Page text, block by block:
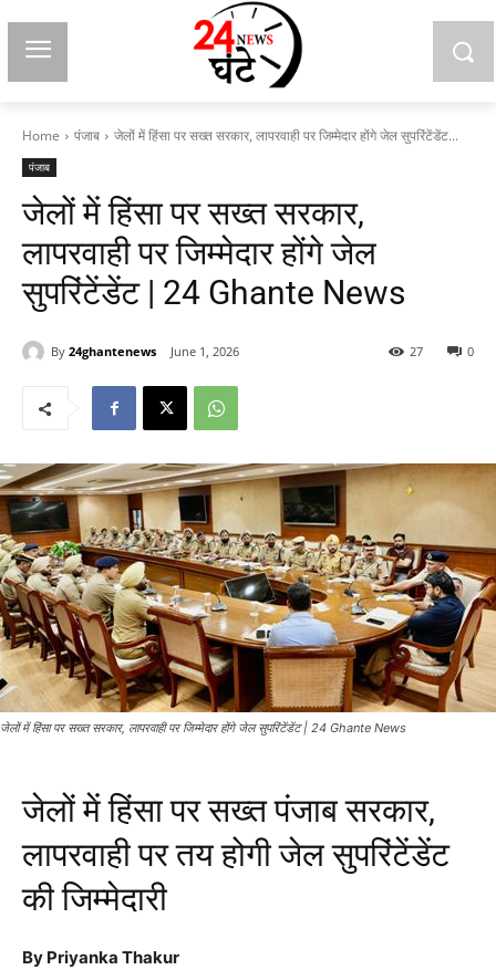
Home पंजाब जेलों में हिंसा पर सख्त सरकार, लापरवाही पर जिम्मेदार होंगे जेल सुपरिंटेंडेंट...
पंजाब
जेलों में हिंसा पर सख्त सरकार,
लापरवाही पर जिम्मेदार होंगे जेल
सुपरिंटेंडेंट | 24 Ghante News
By 24ghantenews June 1, 2026 0
27
जेलों में हिंसा पर सख्त सरकार, लापरवाही पर जिम्मेदार होंगे जेल सुपरिंटेंडेंट | 24 Ghante News
जेलों में हिंसा पर सख्त पंजाब सरकार,
लापरवाही पर तय होगी जेल सुपरिंटेंडेंट
की जिम्मेदारी
By Priyanka Thakur